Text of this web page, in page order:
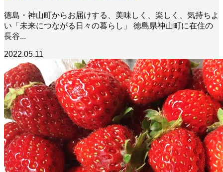
徳島・神山町からお届けする、美味しく、楽しく、気持ちよ
い「未来につながる日々の暮らし」 徳島県神山町に在住の
長谷...
2022.05.11